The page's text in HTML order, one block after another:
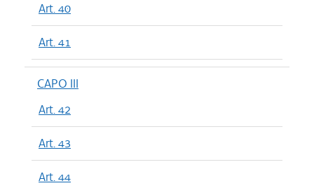
Art. 40
Art. 41
CAPO III
Art. 42
Art. 43
Art. 44